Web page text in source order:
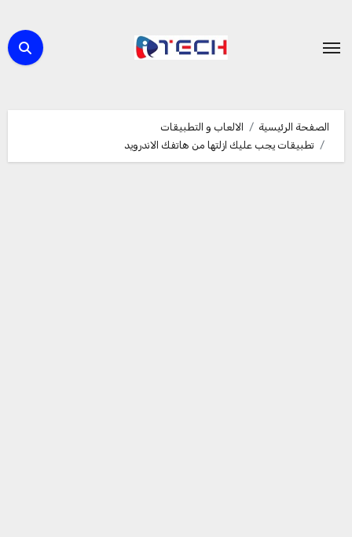
المحتوى
الصفحة الرئيسية
الالعاب و التطبيقات
تطبيقات يجب عليك ازلتها من هاتفك الاندرويد